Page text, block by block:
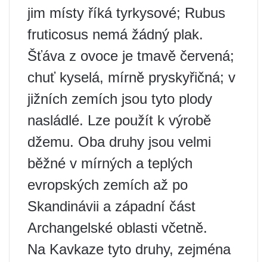
jim místy říká tyrkysové; Rubus
fruticosus nemá žádný plak.
Šťáva z ovoce je tmavě červená;
chuť kyselá, mírně pryskyřičná; v
jižních zemích jsou tyto plody
nasládlé. Lze použít k výrobě
džemu. Oba druhy jsou velmi
běžné v mírných a teplých
evropských zemích až po
Skandinávii a západní část
Archangelské oblasti včetně.
Na Kavkaze tyto druhy, zejména